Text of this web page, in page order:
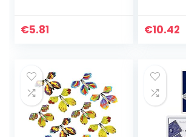
rekwisieten
€5.81 €10.42